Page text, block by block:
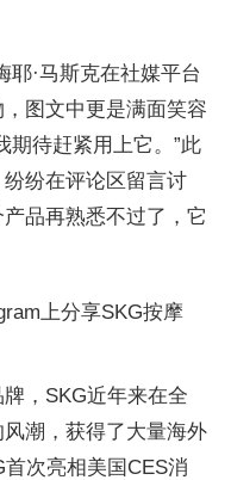
耶·马斯克在社媒平台
图文中更是满面笑容
期待赶紧用上它。”此
纷在评论区留言讨
品再熟悉不过了，它
上分享SKG按摩
，SKG近年来在全
潮，获得了大量海外
次亮相美国CES消